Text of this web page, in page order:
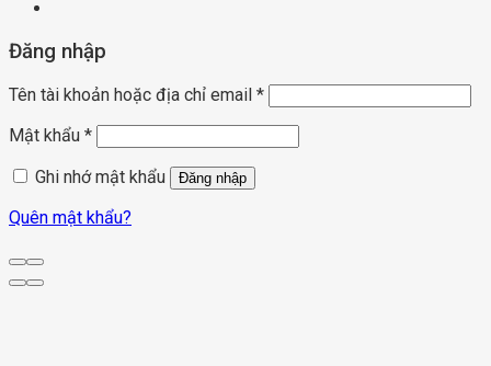
Đăng nhập
Tên tài khoản hoặc địa chỉ email *
Mật khẩu *
Ghi nhớ mật khẩu
Đăng nhập
Quên mật khẩu?